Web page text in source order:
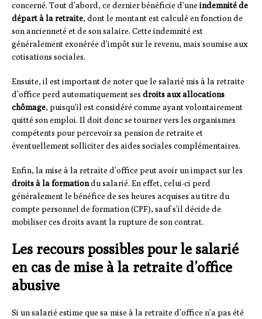
concerné. Tout d’abord, ce dernier bénéficie d’une indemnité de
départ à la retraite, dont le montant est calculé en fonction de
son ancienneté et de son salaire. Cette indemnité est
généralement exonérée d’impôt sur le revenu, mais soumise aux
cotisations sociales.
Ensuite, il est important de noter que le salarié mis à la retraite
d’office perd automatiquement ses droits aux allocations
chômage, puisqu’il est considéré comme ayant volontairement
quitté son emploi. Il doit donc se tourner vers les organismes
compétents pour percevoir sa pension de retraite et
éventuellement solliciter des aides sociales complémentaires.
Enfin, la mise à la retraite d’office peut avoir un impact sur les
droits à la formationdu salarié. En effet, celui-ci perd
généralement le bénéfice de ses heures acquises au titre du
compte personnel de formation (CPF), sauf s’il décide de
mobiliser ces droits avant la rupture de son contrat.
Les recours possibles pour le salarié
en cas de mise à la retraite d’office
abusive
Si un salarié estime que sa mise à la retraite d’office n’a pas été